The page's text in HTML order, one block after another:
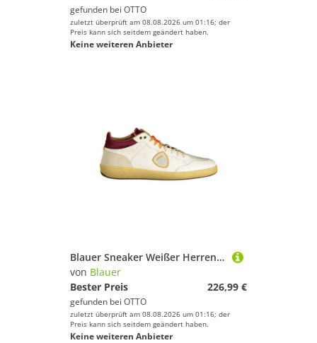
gefunden bei OTTO
zuletzt überprüft am 08.08.2026 um 01:16; der
Preis kann sich seitdem geändert haben.
Keine weiteren Anbieter
Blauer Sneaker Weißer Herren-Sportschuh mit kontrastierenden
von Blauer
Bester Preis
226,99 €
gefunden bei OTTO
zuletzt überprüft am 08.08.2026 um 01:16; der
Preis kann sich seitdem geändert haben.
Keine weiteren Anbieter